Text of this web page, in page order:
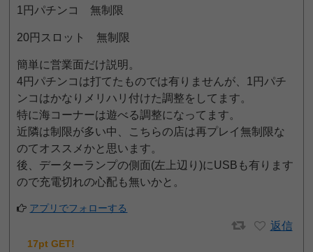
1円パチンコ 無制限
20円スロット 無制限
簡単に営業面だけ説明。
4円パチンコは打てたものでは有りませんが、1円パチ
ンコはかなりメリハリ付けた調整をしてます。
特に海コーナーは遊べる調整になってます。
近隣は制限が多い中、こちらの店は再プレイ無制限な
のてオススメかと思います。
後、データーランプの側面(左上辺り)にUSBも有ります
ので充電切れの心配も無いかと。
アプリでフォローする
返信
17pt GET!